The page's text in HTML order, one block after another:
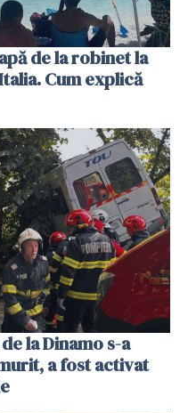
de la robinet la
Cum explică
la Dinamo s-a
a fost activat